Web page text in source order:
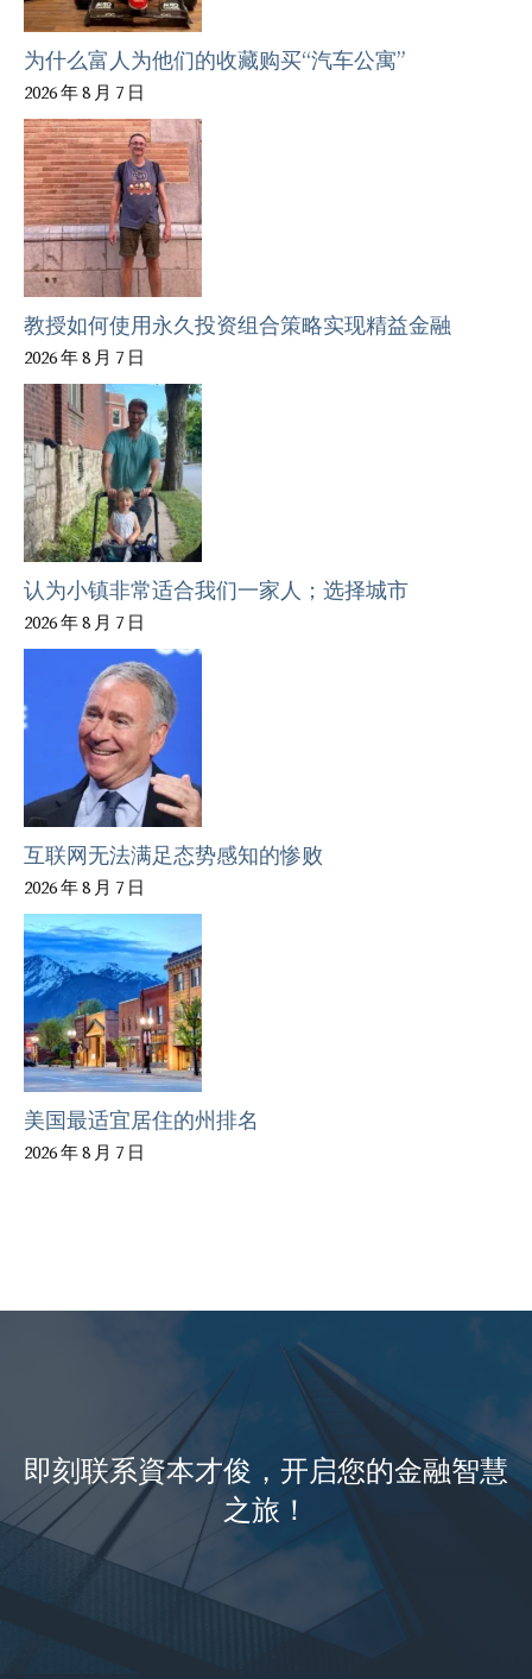
为什么富人为他们的收藏购买“汽车公寓”
2026 年 8 月 7 日
教授如何使用永久投资组合策略实现精益金融
2026 年 8 月 7 日
认为小镇非常适合我们一家人；选择城市
2026 年 8 月 7 日
互联网无法满足态势感知的惨败
2026 年 8 月 7 日
美国最适宜居住的州排名
2026 年 8 月 7 日
即刻联系資本才俊，开启您的金融智慧
之旅！